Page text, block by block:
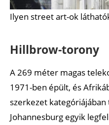
Ilyen street art-ok
Hillbrow-torony
A 269 méter magas
1971-ben épült, és
szerkezet
Johannesburg egyik